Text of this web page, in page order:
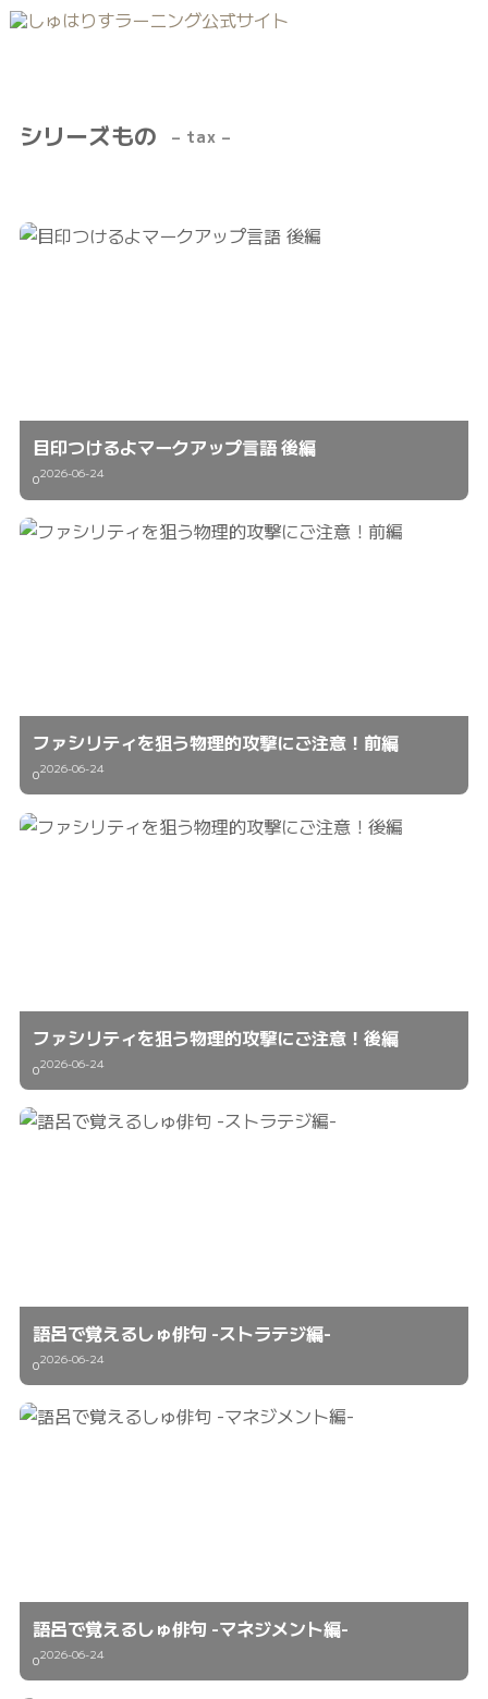
シリーズもの – tax –
目印つけるよマークアップ言語 後編
02026-06-24
ファシリティを狙う物理的攻撃にご注意！前編
02026-06-24
ファシリティを狙う物理的攻撃にご注意！後編
02026-06-24
語呂で覚えるしゅ俳句 -ストラテジ編-
02026-06-24
語呂で覚えるしゅ俳句 -マネジメント編-
02026-06-24